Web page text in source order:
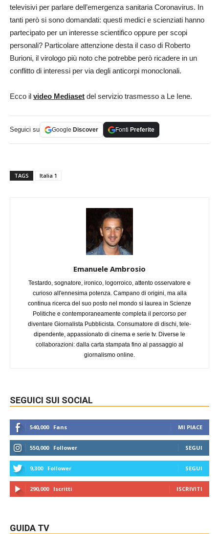
televisivi per parlare dell’emergenza sanitaria Coronavirus. In
tanti però si sono domandati: questi medici e scienziati hanno
partecipato per un interesse scientifico oppure per scopi
personali? Particolare attenzione desta il caso di Roberto
Burioni, il virologo più noto che potrebbe però ricadere in un
conflitto di interessi per via degli anticorpi monoclonali.
Ecco il video Mediaset del servizio trasmesso a Le Iene.
Seguici su Google Discover Fonti Preferite
TAGS Italia 1
Emanuele Ambrosio
Testardo, sognatore, ironico, logorroico, attento osservatore e
curioso all'ennesima potenza. Campano di origini, ma alla
continua ricerca del suo posto nel mondo si laurea in Scienze
Politiche e contemporaneamente completa il percorso per
diventare Giornalista Pubblicista. Consumatore di dischi, tele-
dipendente, appassionato di cinema e serie tv. Diverse le
collaborazioni: dalla carta stampata fino al passaggio al
giornalismo online.
SEGUICI SUI SOCIAL
540,000 Fans MI PIACE
550,000 Follower SEGUI
9,300 Follower SEGUI
290,000 Iscritti ISCRIVITI
GUIDA TV